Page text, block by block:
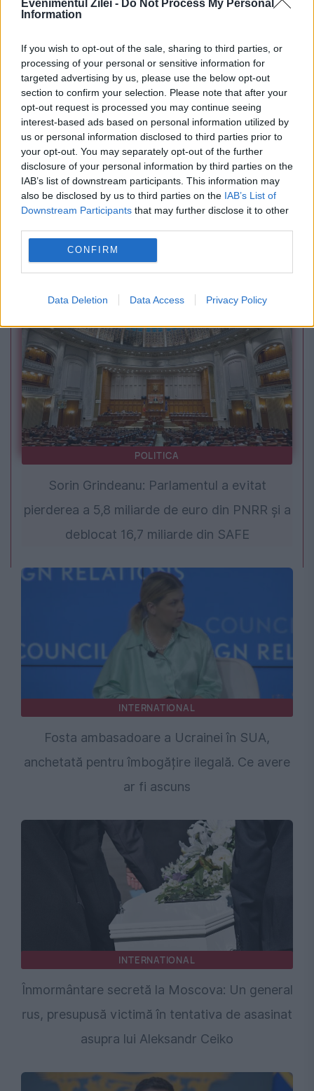
Evenimentul Zilei - Do Not Process My Personal
Information
If you wish to opt-out of the sale, sharing to third parties, or
processing of your personal or sensitive information for
targeted advertising by us, please use the below opt-out
section to confirm your selection. Please note that after your
opt-out request is processed you may continue seeing
interest-based ads based on personal information utilized by
us or personal information disclosed to third parties prior to
your opt-out. You may separately opt-out of the further
disclosure of your personal information by third parties on the
IAB’s list of downstream participants. This information may
also be disclosed by us to third parties on the IAB’s List of
Downstream Participants that may further disclose it to other
CONFIRM
Data Deletion Data Access Privacy Policy
împotriva industriei militare ruse. Ce ținte au
INTERNATIONAL
Rusia reacționează, după fragmentele de
dronă găsite în Republica Moldova. Acuzații la
POLITICA
Sorin Grindeanu: Parlamentul a evitat
pierderea a 5,8 miliarde de euro din PNRR și a
deblocat 16,7 miliarde din SAFE
INTERNATIONAL
Fosta ambasadoare a Ucrainei în SUA,
anchetată pentru îmbogățire ilegală. Ce avere
ar fi ascuns
INTERNATIONAL
Înmormântare secretă la Moscova: Un general
rus, presupusă victimă în tentativa de asasinat
asupra lui Aleksandr Ceiko